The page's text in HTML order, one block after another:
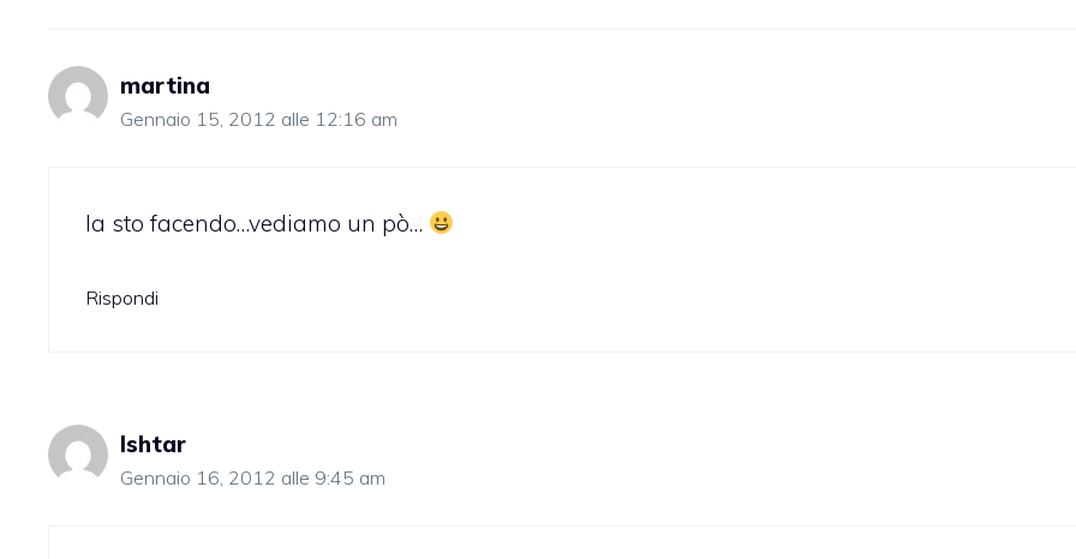
martina
Gennaio 15, 2012 alle 12:16 am
la sto facendo…vediamo un pò…
Rispondi
Ishtar
Gennaio 16, 2012 alle 9:45 am